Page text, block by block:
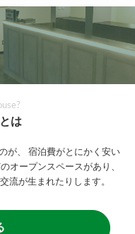
は
が、
宿泊費がとにかく安い
オープンスペースがあり、
流が生まれたりします。